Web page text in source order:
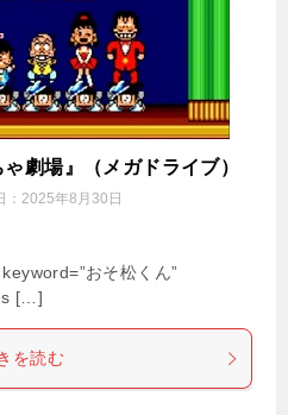
劇場』（メガドライブ）
： 2025年8月30日
おそ松くん”
s […]
を読む